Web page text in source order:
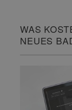
WAS
NEUES